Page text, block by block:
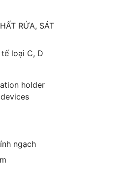
RỬA, SÁT
loại C, D
holder
ngạch